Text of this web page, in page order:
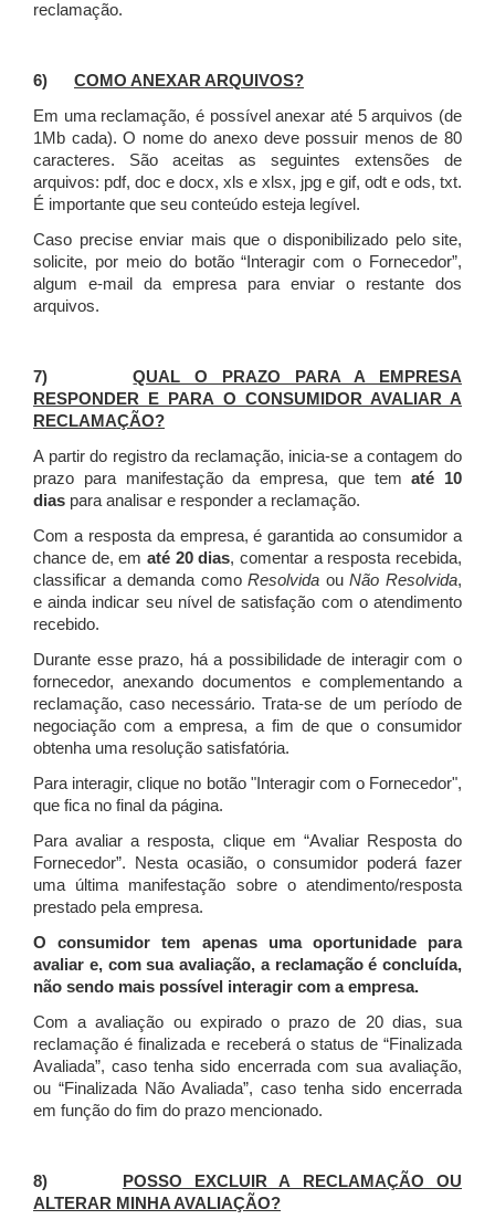
reclamação.
6) COMO ANEXAR ARQUIVOS?
Em uma reclamação, é possível anexar até 5 arquivos (de
1Mb cada). O nome do anexo deve possuir menos de 80
caracteres. São aceitas as seguintes extensões de
arquivos: pdf, doc e docx, xls e xlsx, jpg e gif, odt e ods, txt.
É importante que seu conteúdo esteja legível.
Caso precise enviar mais que o disponibilizado pelo site,
solicite, por meio do botão “Interagir com o Fornecedor”,
algum e-mail da empresa para enviar o restante dos
arquivos.
7)QUAL O PRAZO PARA A EMPRESA
RESPONDER E PARA O CONSUMIDOR AVALIAR A
RECLAMAÇÃO?
A partir do registro da reclamação, inicia-se a contagem do
prazo para manifestação da empresa, que tematé 10
dias para analisar e responder a reclamação.
Com a resposta da empresa, é garantida ao consumidor a
chance de, em até 20 dias, comentar a resposta recebida,
classificar a demanda comoResolvida ouNão Resolvida,
e ainda indicar seu nível de satisfação com o atendimento
recebido.
Durante esse prazo, há a possibilidade de interagir com o
fornecedor, anexando documentos e complementando a
reclamação, caso necessário.Trata-se de um período de
negociação com a empresa, a fim de que o consumidor
obtenha uma resolução satisfatória.
Para interagir, clique no botão "Interagir com o Fornecedor",
que fica no final da página.
Para avaliar a resposta, clique em “Avaliar Resposta do
Fornecedor”. Nesta ocasião, o consumidor poderá fazer
uma última manifestação sobre o atendimento/resposta
prestado pela empresa.
O consumidor tem apenas uma oportunidade para
avaliar e, com sua avaliação, a reclamação é concluída,
não sendo mais possível interagir com a empresa.
Com a avaliação ou expirado o prazo de 20 dias, sua
reclamação é finalizada e receberá o status de “Finalizada
Avaliada”, caso tenha sido encerrada com sua avaliação,
ou “Finalizada Não Avaliada”, caso tenha sido encerrada
em função do fim do prazo mencionado.
8)
POSSO EXCLUIR A RECLAMAÇÃO OU
ALTERAR MINHA AVALIAÇÃO?